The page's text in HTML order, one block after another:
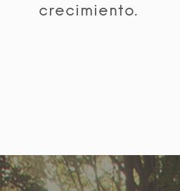
crecimiento.